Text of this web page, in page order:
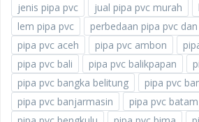
jenis pipa pvc
jual pipa pvc murah
lem pipa pvc
perbedaan pipa pvc
pipa pvc aceh
pipa pvc ambon
pipa pvc bali
pipa pvc balikpapan
pipa pvc bangka belitung
pipa pvc
pipa pvc banjarmasin
pipa pvc batam